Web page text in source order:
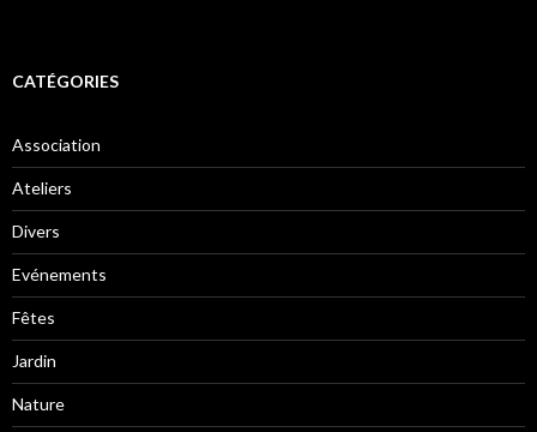
CATÉGORIES
Association
Ateliers
Divers
Evénements
Fêtes
Jardin
Nature